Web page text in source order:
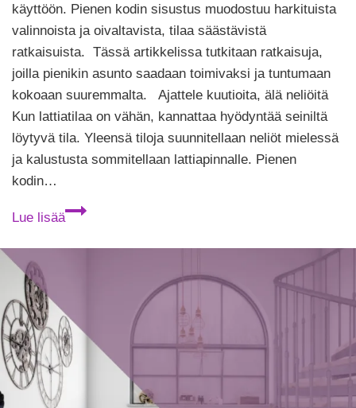
Tehty
käyttöön. Pienen kodin sisustus muodostuu harkituista
valinnoista ja oivaltavista, tilaa säästävistä
ratkaisuista. Tässä artikkelissa tutkitaan ratkaisuja,
joilla pienikin asunto saadaan toimivaksi ja tuntumaan
kokoaan suuremmalta. Ajattele kuutioita, älä neliöitä
Kun lattiatilaa on vähän, kannattaa hyödyntää seiniltä
löytyvä tila. Yleensä tiloja suunnitellaan neliöt mielessä
ja kalustusta sommitellaan lattiapinnalle. Pienen
kodin…
Lue lisää
Pienen
sisustus